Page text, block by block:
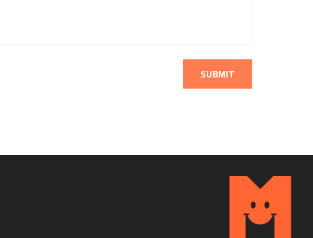
SUBMIT